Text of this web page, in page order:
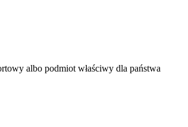
albo podmiot właściwy dla państwa